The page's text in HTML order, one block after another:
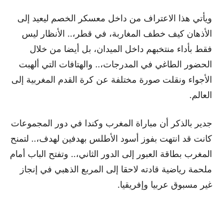
ويأتي هذا الاعتراف من داخل معسكر الخصم ليعيد إلى
الأذهان كيف خطف المغاربة، في قطر،.. الأنظار ليس
فقط بأداء منتخبهم داخل الميدان، بل أيضا من خلال
الحضور الطاغي في المدرجات،.. والهتافات التي ألهبت
الأجواء ونقلت صورة مختلفة عن كرة القدم المغربية إلى
العالم.
جدير بالذكر أن مباراة المغرب وكندا في دور المجموعات
كانت قد انتهت بفوز أسود الأطلس بهدفين لهدف،.. لتمنح
المغرب بطاقة العبور إلى الدور الثاني،.. وتفتح الباب أمام
ملحمة رياضية قادته لاحقا إلى المربع الذهبي في إنجاز
غير مسبوق عربيا وإفريقيا.